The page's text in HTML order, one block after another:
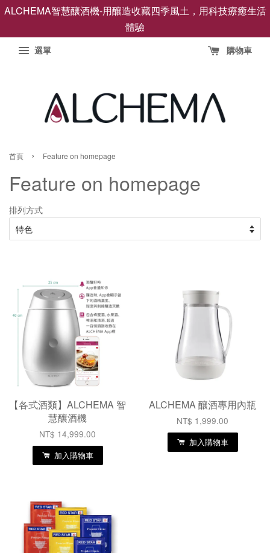
ALCHEMA智慧釀酒機-用釀造收藏四季風土，用科技療癒生活
體驗
選單 購物車
首頁 › Feature on homepage
Feature on homepage
排列方式
【各式酒類】ALCHEMA 智
慧釀酒機
NT$ 14,999.00
加入購物車
ALCHEMA 釀酒專用內瓶
NT$ 1,999.00
加入購物車